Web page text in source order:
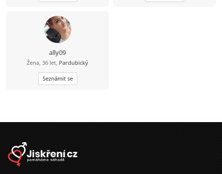
ally09
Žena, 36 let, Pardubický
Seznámit se